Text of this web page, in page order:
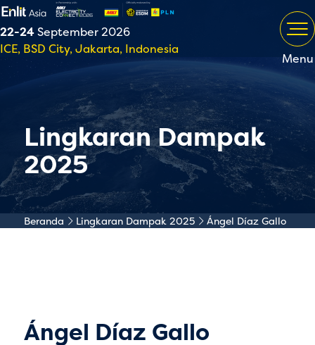
22-24September 2026
ICE, BSD City, Jakarta, Indonesia
Menu
Lingkaran Dampak
2025
Beranda Lingkaran Dampak 2025 Ángel Díaz Gallo
Ángel Díaz Gallo